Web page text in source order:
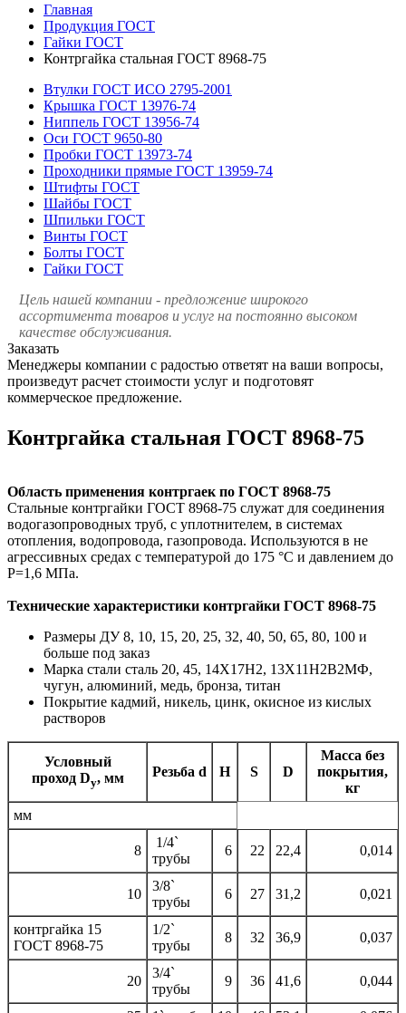
Главная
Продукция ГОСТ
Гайки ГОСТ
Контргайка стальная ГОСТ 8968-75
Втулки ГОСТ ИСО 2795-2001
Крышка ГОСТ 13976-74
Ниппель ГОСТ 13956-74
Оси ГОСТ 9650-80
Пробки ГОСТ 13973-74
Проходники прямые ГОСТ 13959-74
Штифты ГОСТ
Шайбы ГОСТ
Шпильки ГОСТ
Винты ГОСТ
Болты ГОСТ
Гайки ГОСТ
Цель нашей компании - предложение широкого
ассортимента товаров и услуг на постоянно высоком
качестве обслуживания.
Заказать
Менеджеры компании с радостью ответят на ваши вопросы,
произведут расчет стоимости услуг и подготовят
коммерческое предложение.
Контргайка стальная ГОСТ 8968-75
Область применения контргаек по ГОСТ 8968-75
Стальные контргайки ГОСТ 8968-75 служат для соединения
водогазопроводных труб, с уплотнителем, в системах
отопления, водопровода, газопровода. Используются в не
агрессивных средах с температурой до 175 °С и давлением до
Р=1,6 МПа.
Технические характеристики контргайки ГОСТ 8968-75
Размеры ДУ 8, 10, 15, 20, 25, 32, 40, 50, 65, 80, 100 и
больше под заказ
Марка стали сталь 20, 45, 14Х17Н2, 13Х11Н2В2МФ,
чугун, алюминий, медь, бронза, титан
Покрытие кадмий, никель, цинк, окисное из кислых
растворов
Условный
проход Dу, мм Резьба d H S D
Масса без
покрытия,
кг
мм
8
1/4`
трубы
6 22 22,4 0,014
10
3/8`
трубы
6 27 31,2 0,021
контргайка 15
ГОСТ 8968-75
1/2`
трубы
8 32 36,9 0,037
20
3/4`
трубы
9 36 41,6 0,044